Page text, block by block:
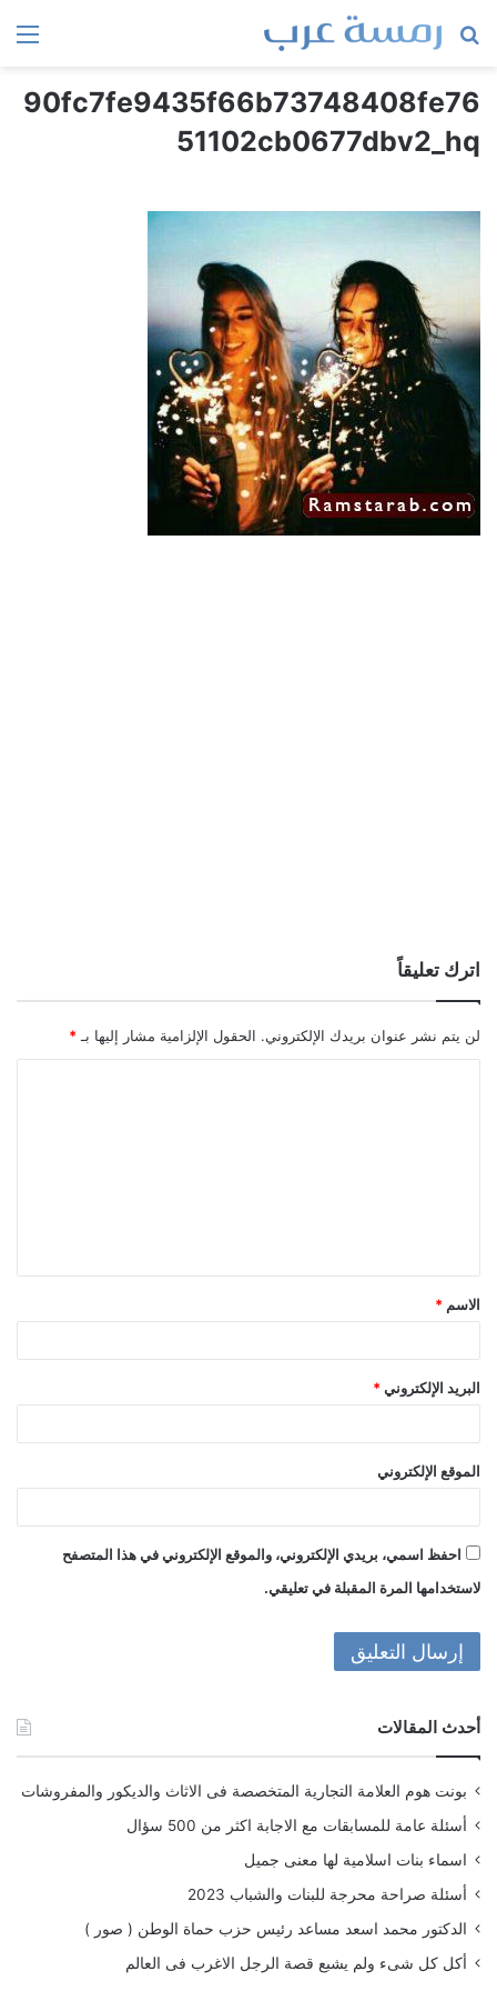
بحث
90fc7fe9435f66b73748408fe76
51102cb0677dbv2_hq
اترك تعليقاً
لن يتم نشر عنوان بريدك الإلكتروني. الحقول الإلزامية مشار إليها بـ *
ق
*
الاسم *
البريد الإلكتروني *
الموقع الإلكتروني
احفظ اسمي، بريدي الإلكتروني، والموقع الإلكتروني في هذا المتصفح
لاستخدامها المرة المقبلة في تعليقي.
أحدث المقالات
بونت هوم العلامة التجارية المتخصصة فى الاثاث والديكور والمفروشات
أسئلة عامة للمسابقات مع الاجابة اكثر من 500 سؤال
اسماء بنات اسلامية لها معنى جميل
أسئلة صراحة محرجة للبنات والشباب 2023
الدكتور محمد اسعد مساعد رئيس حزب حماة الوطن ( صور )
أكل كل شىء ولم يشبع قصة الرجل الاغرب فى العالم